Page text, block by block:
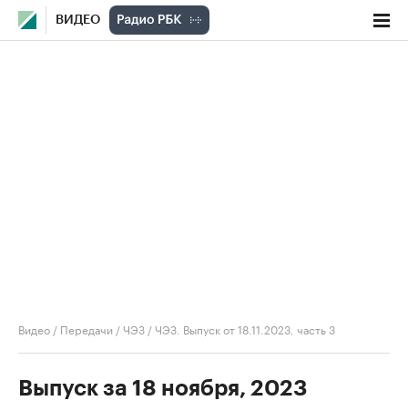
ВИДЕО
Видео / Передачи /ЧЭЗ /ЧЭЗ. Выпуск от 18.11.2023, часть 3
Выпуск за 18 ноября, 2023